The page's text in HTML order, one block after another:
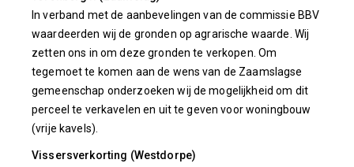
In verband met de aanbevelingen van de commissie BBV
waardeerden wij de gronden op agrarische waarde. Wij
zetten ons in om deze gronden te verkopen. Om
tegemoet te komen aan de wens van de Zaamslagse
gemeenschap onderzoeken wij de mogelijkheid om dit
perceel te verkavelen en uit te geven voor woningbouw
(vrije kavels).
Vissersverkorting (Westdorpe)